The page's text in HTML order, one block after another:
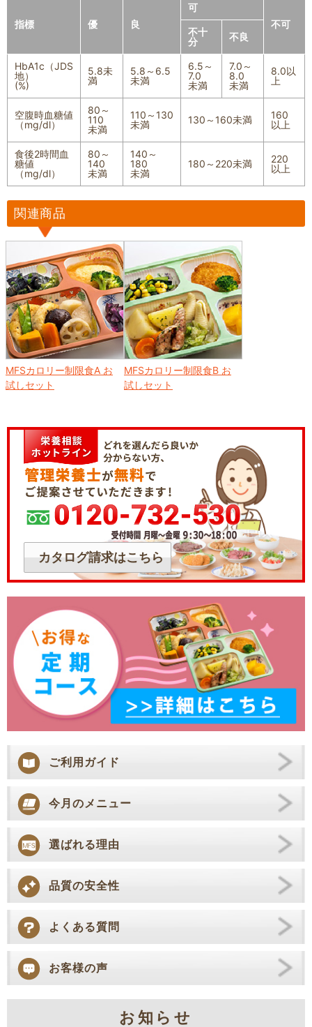
指標 優 良
可
不可
不十
分
不良
HbA1c（JDS
地）
(%)
5.8未
満
5.8～6.5
未満
6.5～
7.0
未満
7.0～
8.0
未満
8.0以
上
空腹時血糖値
（mg/dl）
80～
110
未満
110～130
未満
130～160未満
160
以上
食後2時間血
糖値
（mg/dl）
80～
140
未満
140～
180
未満
180～220未満
220
以上
関連商品
MFSカロリー制限食A お
試しセット
MFSカロリー制限食B お
試しセット
カタログ請求はこちら
ご利用ガイド
今月のメニュー
選ばれる理由
品質の安全性
よくある質問
お客様の声
お知らせ